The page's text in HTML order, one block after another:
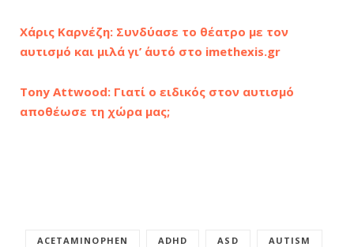
Χάρις Καρνέζη: Συνδύασε το θέατρο με τον
αυτισμό και μιλά γι’ ΄αυτό στο imethexis.gr
Tony Attwood: Γιατί ο ειδικός στον αυτισμό
αποθέωσε τη χώρα μας;
ACETAMINOPHEN ADHD ASD AUTISM